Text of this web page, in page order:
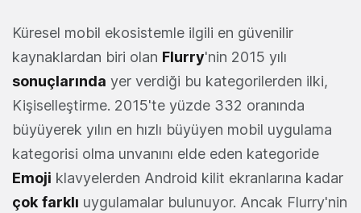
Küresel mobil ekosistemle ilgili en güvenilir
kaynaklardan biri olan Flurry'nin 2015 yılı
sonuçlarında yer verdiği bu kategorilerden ilki,
Kişiselleştirme. 2015'te yüzde 332 oranında
büyüyerek yılın en hızlı büyüyen mobil uygulama
kategorisi olma unvanını elde eden kategoride
Emoji klavyelerden Android kilit ekranlarına kadar
çok farklı uygulamalar bulunuyor. Ancak Flurry'nin